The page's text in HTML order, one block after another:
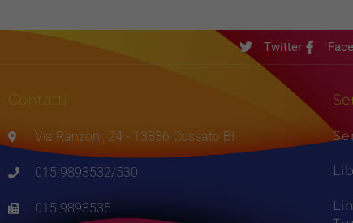
Twitter
Contatti
Via Ranzoni, 24 - 13836 Cossato BI
015.9893532/530
015.9893535